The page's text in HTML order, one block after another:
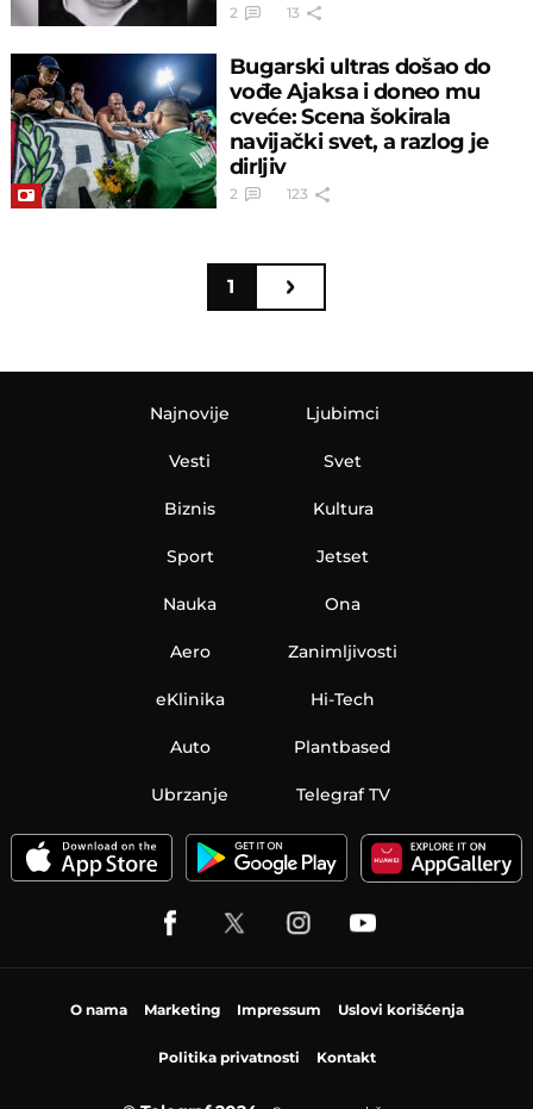
2 13
Bugarski ultras došao do
vođe Ajaksa i doneo mu
cveće: Scena šokirala
navijački svet, a razlog je
dirljiv
2 123
1
Najnovije
Vesti
Biznis
Sport
Nauka
Aero
Ljubimci
Svet
Kultura
Jetset
Ona
Zanimljivosti
eKlinika Hi-Tech
Auto Plantbased
Ubrzanje Telegraf TV
O nama Marketing Impressum Uslovi korišćenja
Politika privatnosti Kontakt